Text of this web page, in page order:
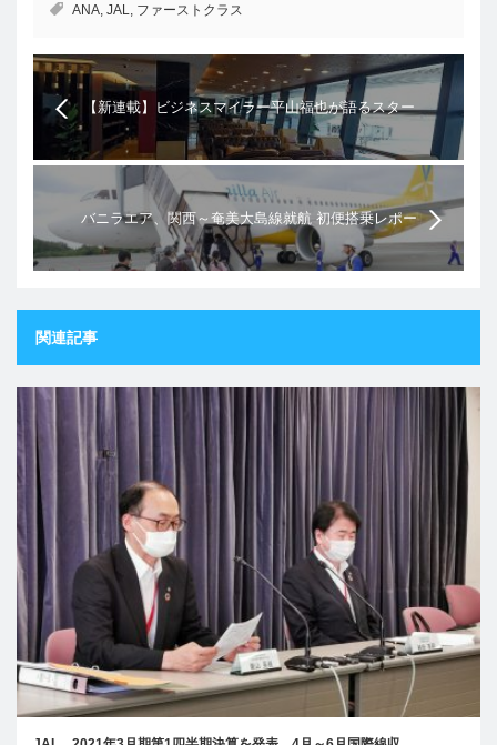
ANA, JAL, ファーストクラス
【新連載】ビジネスマイラー平山福也が語るスター
アライアンス（クアラルンプール空港、タイ国際航
空「ロイヤルシルクラウンジ」）
バニラエア、関西～奄美大島線就航 初便搭乗レポー
ト
関連記事